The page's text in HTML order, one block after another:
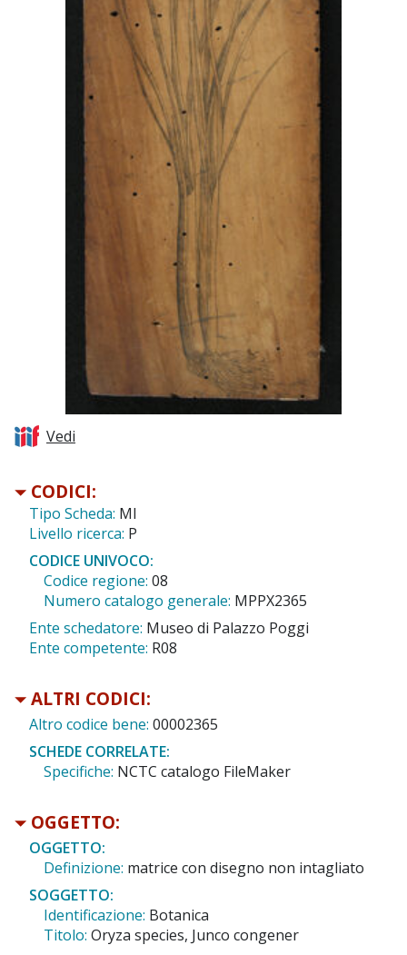
Vedi
CODICI:
Tipo Scheda: MI
Livello ricerca: P
CODICE UNIVOCO:
Codice regione: 08
Numero catalogo generale: MPPX2365
Ente schedatore: Museo di Palazzo Poggi
Ente competente: R08
ALTRI CODICI:
Altro codice bene: 00002365
SCHEDE CORRELATE:
Specifiche: NCTC catalogo FileMaker
OGGETTO:
OGGETTO:
Definizione: matrice con disegno non intagliato
SOGGETTO:
Identificazione: Botanica
Titolo: Oryza species, Junco congener